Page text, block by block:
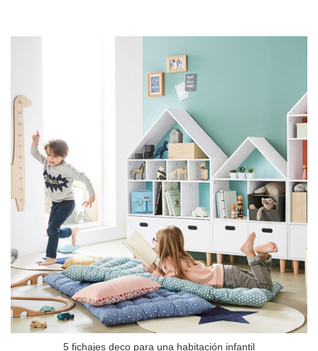
5 fichajes deco para una habitación infantil